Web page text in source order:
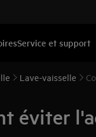
Service et support
Lave-vaisselle
éviter